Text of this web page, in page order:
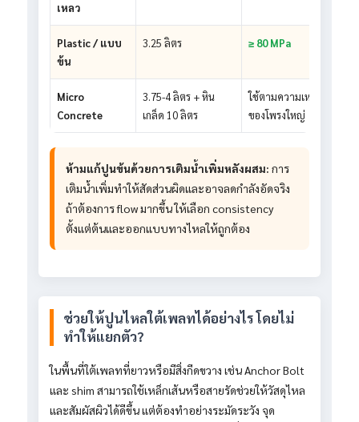
เหลว
Plastic / แบบ
ข้น
3.25 ลิตร ≥ 80 MPa
Micro
Concrete
3.75-4 ลิตร + หิน
เกล็ด 10 ลิตร
ใช้ตามความเหมาะสม
ของโพรงใหญ่
ห้ามแก้ปูนข้นด้วยการเติมน้ำเพิ่มหลังผสม: การ
เติมน้ำเพิ่มทำให้สัดส่วนผิดและอาจลดกำลังอัดจริง
ถ้าต้องการ flow มากขึ้น ให้เลือก consistency
ตั้งแต่ต้นและออกแบบทางไหลให้ถูกต้อง
ช่วยให้ปูนไหลใต้เพลทได้อย่างไร โดยไม่
ทำให้แยกตัว?
ในพื้นที่ใต้เพลทที่ยาวหรือมีสิ่งกีดขวาง เช่น Anchor Bolt
และ shim สามารถใช้เหล็กเส้นหรือสายรัดช่วยให้วัสดุไหล
และสัมผัสผิวได้ดีขึ้น แต่ต้องทำอย่างระมัดระวัง จุด